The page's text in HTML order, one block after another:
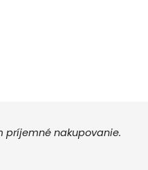
príjemné nakupovanie.